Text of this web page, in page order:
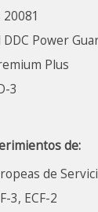
Power
Plus
3
de:
de
3, ECF-2